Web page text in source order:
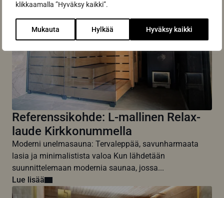
klikkaamalla ”Hyväksy kaikki”.
Mukauta Hylkää Hyväksy kaikki
Referenssikohde: L-mallinen Relax-
laude Kirkkonummella
Moderni unelmasauna: Tervaleppää, savunharmaata
lasia ja minimalistista valoa Kun lähdetään
suunnittelemaan modernia saunaa, jossa...
Lue lisää